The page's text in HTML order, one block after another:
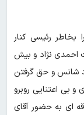
را بخاطر رئیسی کنار
احمدی نژاد و بیش
شانس و حق گرفتن
بی اعتنایی روبرو
ای به حضور آقای